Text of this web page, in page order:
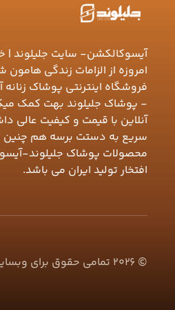
آیسوکالکشن- سایت جلیلوند |
امروزه از الزامات زندگی هامون
فروشگاه اینترنتی پوشاک
- پوشاک جلیلوند بهت کمک
آنلاین با قیمت و کیفیت عالی
سریع به دستت برسه هم چنین
محصولات پوشاک جلیلوند-
افتخار تولید ایران می باشد.
©
2026 تمامی حقوق برای